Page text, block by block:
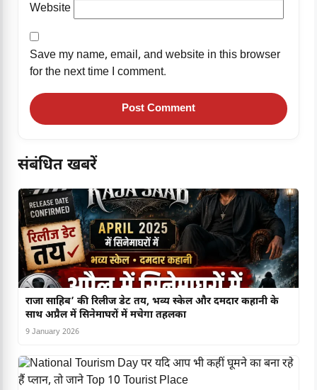
Website
Save my name, email, and website in this browser
for the next time I comment.
संबंधित खबरें
राजा साहिब’ की रिलीज डेट तय, भव्य स्केल और दमदार कहानी के
साथ अप्रैल में सिनेमाघरों में मचेगा तहलका
9 January 2026